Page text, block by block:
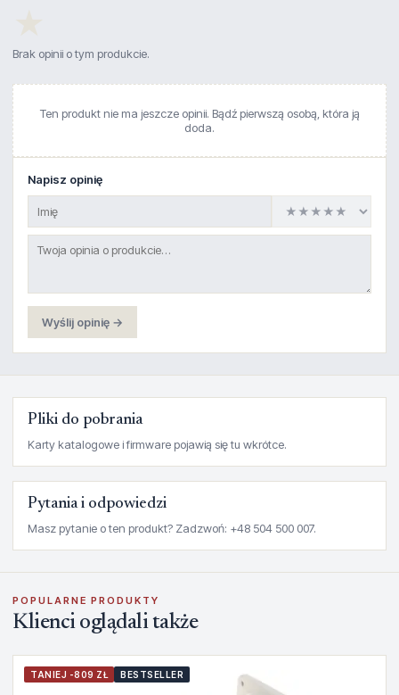
Brak opinii o tym produkcie.
Ten produkt nie ma jeszcze opinii. Bądź pierwszą osobą, która ją
doda.
Napisz opinię
Wyślij opinię →
Pliki do pobrania
Karty katalogowe i firmware pojawią się tu wkrótce.
Pytania i odpowiedzi
Masz pytanie o ten produkt? Zadzwoń: +48 504 500 007.
POPULARNE PRODUKTY
Klienci oglądali także
TANIEJ -809 ZŁ BESTSELLER